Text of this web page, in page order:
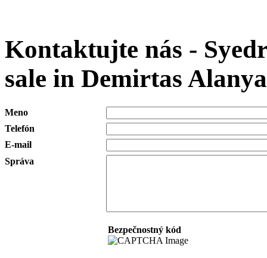
Kontaktujte nás -
sale in Demirtas
Meno
Telefón
E-mail
Správa
Bezpečnostný kód